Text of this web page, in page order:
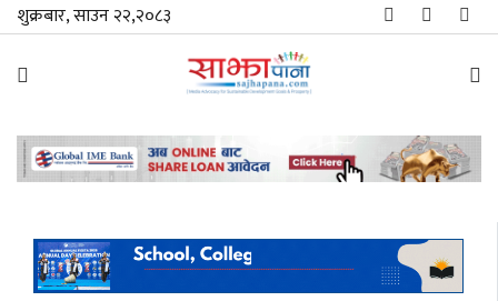
शुक्रबार, साउन २२,२०८३
समाचार
स्थानीय